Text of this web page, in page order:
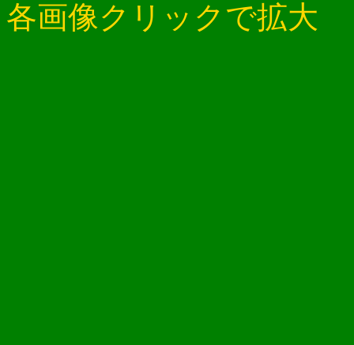
各画像クリックで拡大